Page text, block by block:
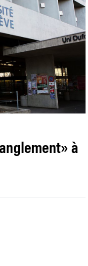
à